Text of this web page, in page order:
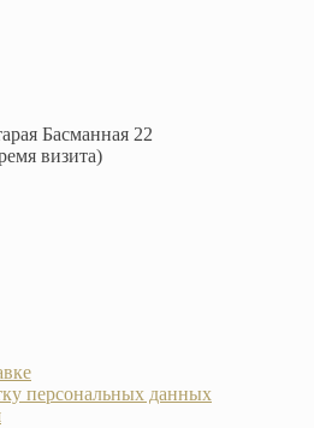
Басманная 22
визита)
персональных данных